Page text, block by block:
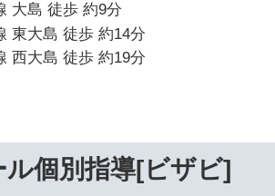
大島 徒歩 約9分
東大島 徒歩 約14分
西大島 徒歩 約19分
個別指導[ビザビ]